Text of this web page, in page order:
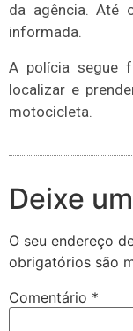
da agência. Até
informada.
A polícia segue
localizar e
motocicleta.
Deixe
O seu endereço
obrigatórios são
Comentário *